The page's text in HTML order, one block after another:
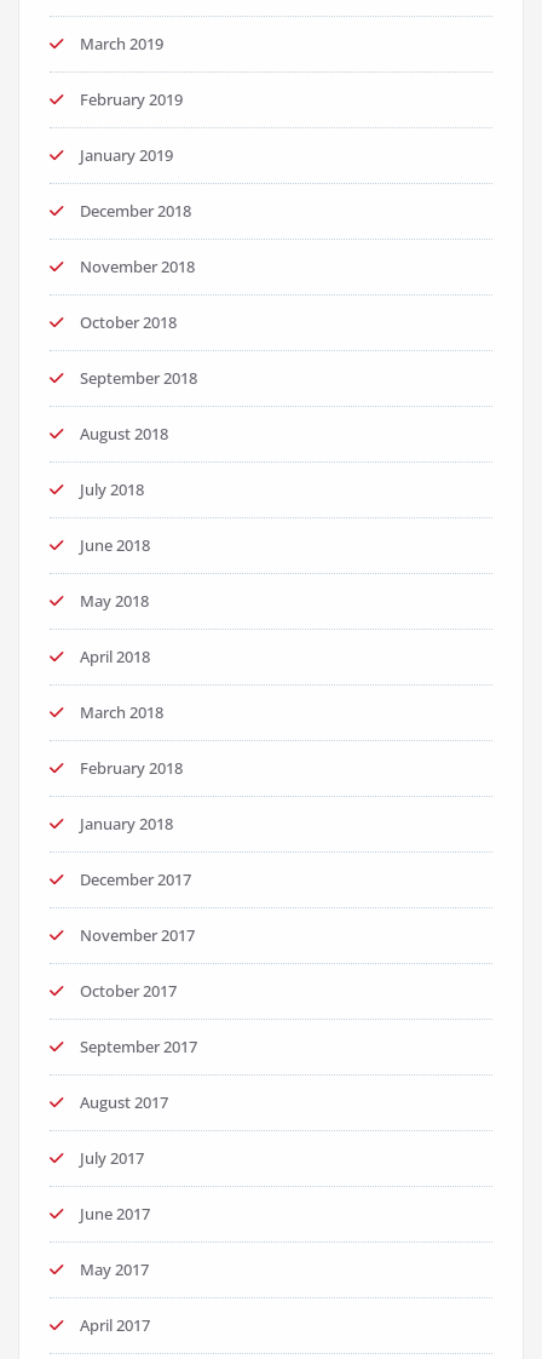
March 2019
February 2019
January 2019
December 2018
November 2018
October 2018
September 2018
August 2018
July 2018
June 2018
May 2018
April 2018
March 2018
February 2018
January 2018
December 2017
November 2017
October 2017
September 2017
August 2017
July 2017
June 2017
May 2017
April 2017